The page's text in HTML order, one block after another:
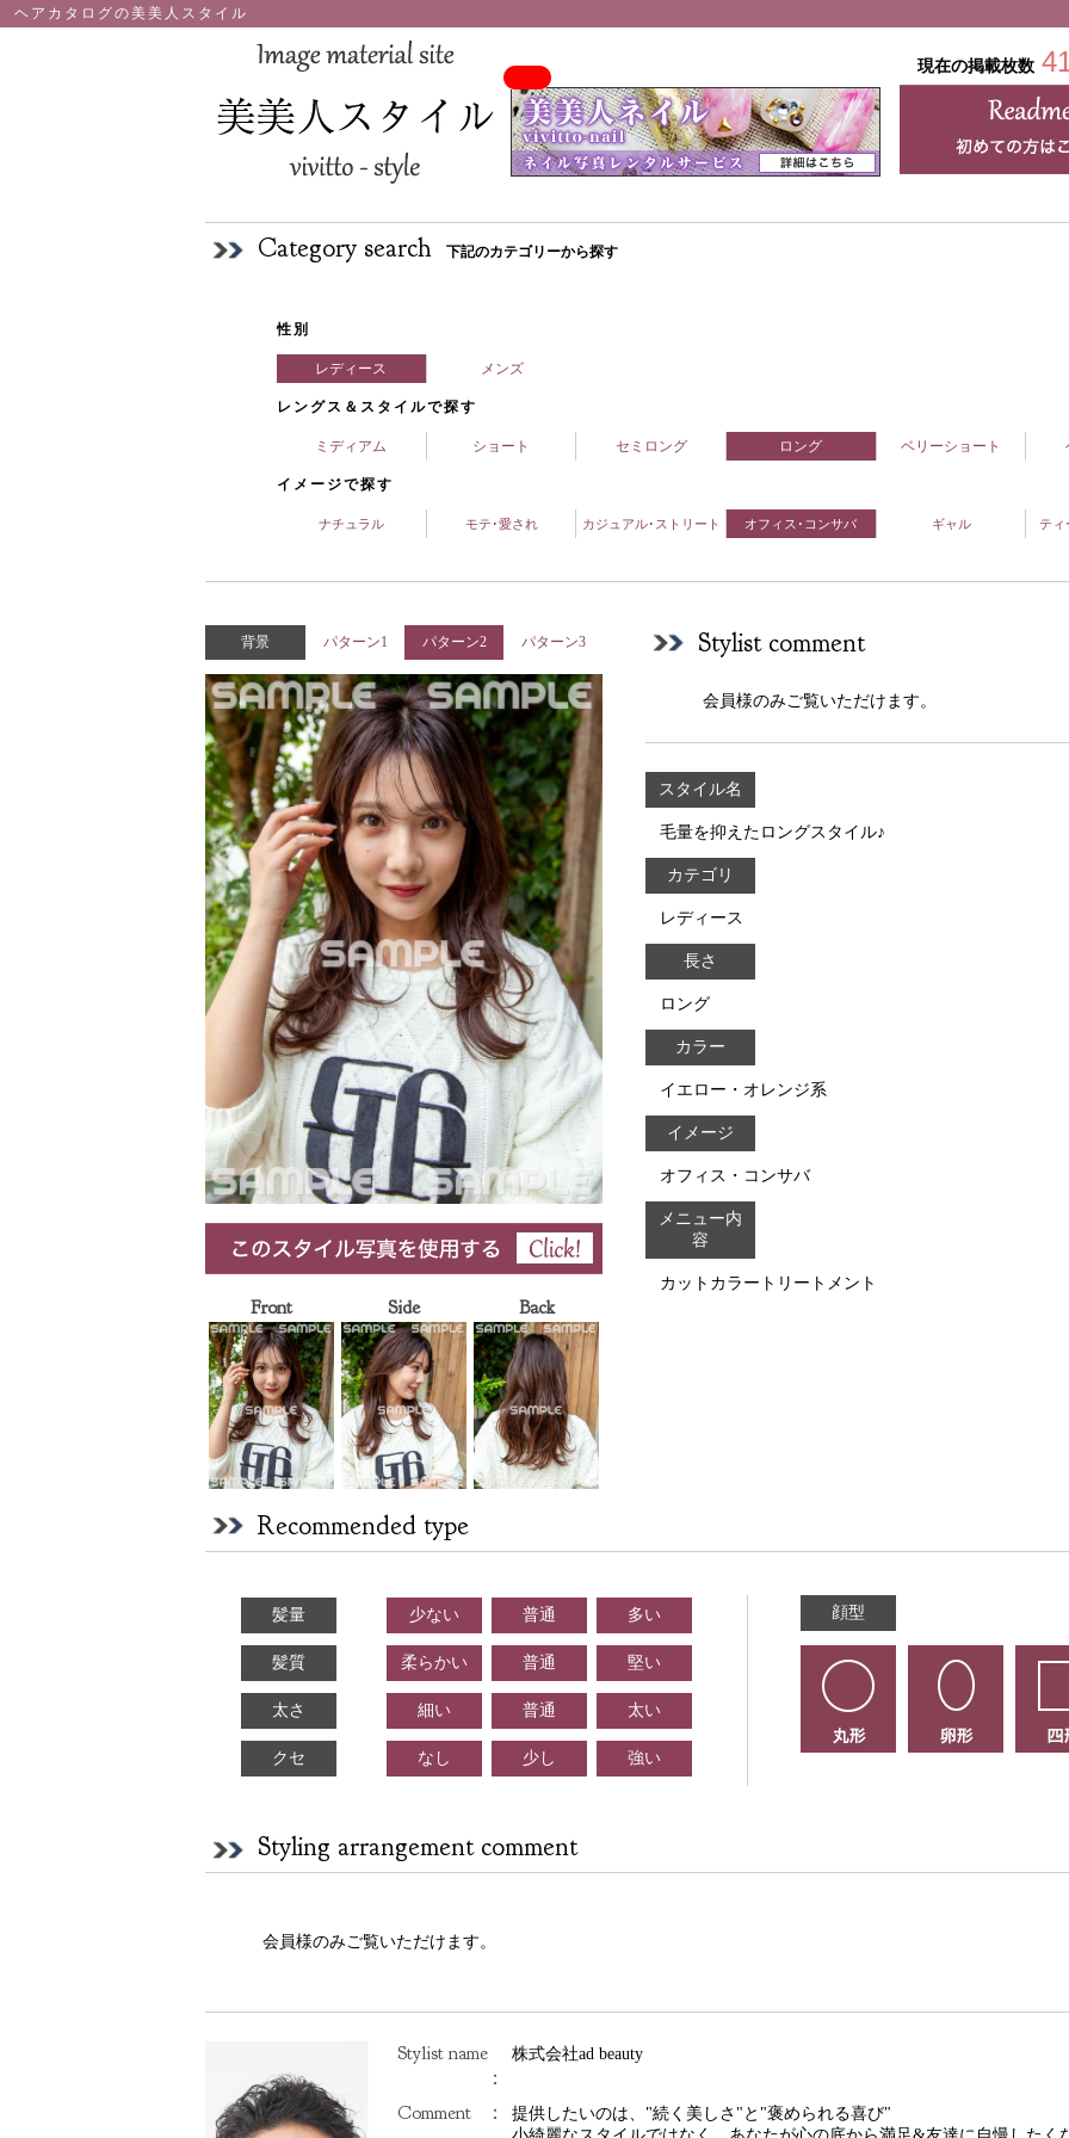
ヘアカタログの美美人スタイル
現在の掲載枚数
Category search 下記のカテゴリーから探す
性別
レディース メンズ
レングス＆スタイルで探す
ミディアム ショート セミロング ロング ベリーショート
イメージで探す
ナチュラル モテ･愛され カジュアル･ストリート オフィス･コンサバ ギャル ティ
背景 パターン1 パターン2 パターン3
Front Side Back
Stylist comment
会員様のみご覧いただけます。
スタイル名
毛量を抑えたロングスタイル♪
カテゴリ
レディース
長さ
ロング
カラー
イエロー・オレンジ系
イメージ
オフィス・コンサバ
メニュー内
容
カットカラートリートメント
Recommended type
髪量 少ない 普通 多い
髪質 柔らかい 普通 堅い
太さ 細い 普通 太い
クセ なし 少し 強い
顔型
Styling arrangement comment
会員様のみご覧いただけます。
Stylist name
：
株式会社ad beauty
Comment ：
提供したいのは、"続く美しさ"と"褒められる喜び"